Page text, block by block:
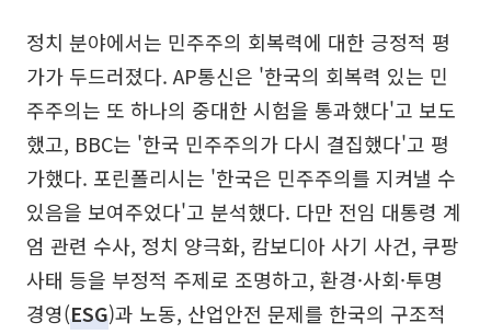
정치 분야에서는 민주주의 회복력에 대한 긍정적 평
가가 두드러졌다. AP통신은 '한국의 회복력 있는 민
주주의는 또 하나의 중대한 시험을 통과했다'고 보도
했고, BBC는 '한국 민주주의가 다시 결집했다'고 평
가했다. 포린폴리시는 '한국은 민주주의를 지켜낼 수
있음을 보여주었다'고 분석했다. 다만 전임 대통령 계
엄 관련 수사, 정치 양극화, 캄보디아 사기 사건, 쿠팡
사태 등을 부정적 주제로 조명하고, 환경·사회·투명
경영(ESG)과 노동, 산업안전 문제를 한국의 구조적